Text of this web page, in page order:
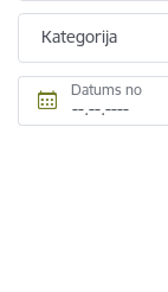
Kategorija
Datums no